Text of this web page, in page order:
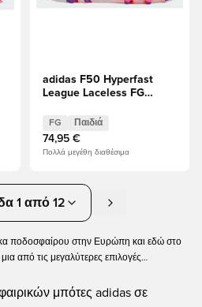
adidas F50 Hyperfast
League Laceless FG
FG Παιδιά
74,95 €
Πολλά μεγέθη διαθέσιμα
1 από 12
ποδοσφαίρου στην Ευρώπη και εδώ στο
από τις μεγαλύτερες επιλογές
όλα τα πιο πρόσφατα χρώματα για τα
Predator, Nemeziz, Μέσι, Copa και
μπότες adidas σε